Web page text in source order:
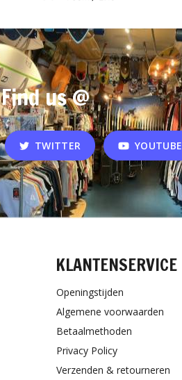
Find us @
TWITTER YOUTUBE
KLANTENSERVICE
Openingstijden
Algemene voorwaarden
Betaalmethoden
Privacy Policy
Verzenden & retourneren